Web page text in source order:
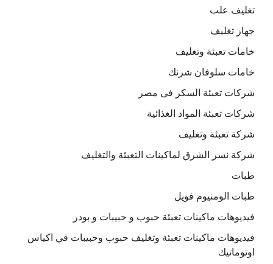
تغليف علب
جهاز تغليف
خامات تعبئة وتغليف
خامات سلوفان شرنك
شركات تعبئة السكر فى مصر
شركات تعبئة المواد الغذائية
شركة تعبئة وتغليف
شركة نسر الشرق لماكينات التعبئة والتغليف
طبات
طبات الومنيوم فويل
فيديوهات ماكينات تعبئة حبوب و حبيبات و بودر
فيديوهات ماكينات تعبئة وتغليف حبوب وحبيبات في اكياس
اوتوماتيك